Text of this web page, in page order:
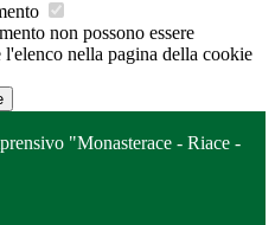
non possono essere
nella pagina della cookie
"Monasterace - Riace -